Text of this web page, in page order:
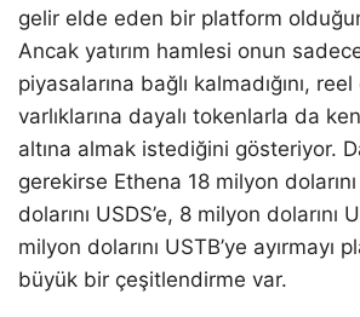
gelir elde eden bir platform
Ancak yatırım hamlesi onun
piyasalarına bağlı kalmadığını,
varlıklarına dayalı tokenlarla da
altına almak istediğini gösteriyor.
gerekirse Ethena 18 milyon dolarını
dolarını USDS’e, 8 milyon dolarını
milyon dolarını USTB’ye ayırmayı
büyük bir çeşitlendirme var.